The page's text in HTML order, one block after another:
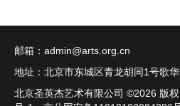
邮箱： admin@arts.org.cn
地址：北京市东城区青龙胡同1号歌
北京圣英杰艺术有限公司 ©2026 版